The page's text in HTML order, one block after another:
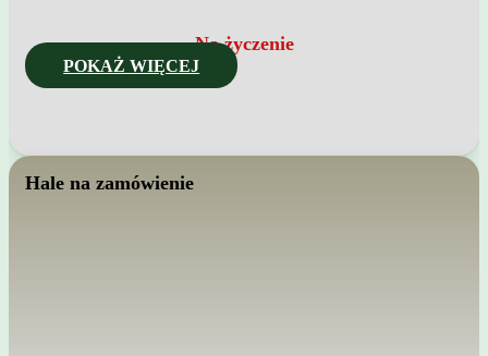
Na życzenie
POKAŻ WIĘCEJ
Hale na zamówienie